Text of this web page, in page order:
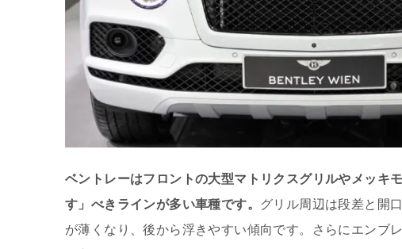
ベントレーはフロントの大型マトリクスグリルやメッキ
す」べきラインが多い車種です。
グリル周辺は段差と開
が薄くなり、後から浮きやすい傾向です。さらにエンブ